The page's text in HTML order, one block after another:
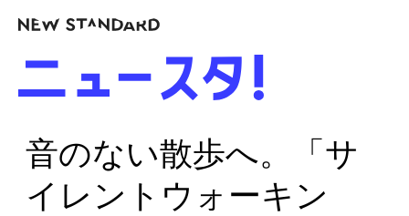
音のない散歩へ。「サ
イレントウォーキン